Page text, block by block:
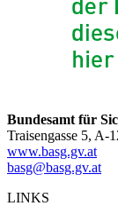
Bundesamt für
Traisengasse 5, A-
www.basg.gv.at
basg@basg.gv.at
LINKS